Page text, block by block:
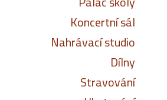
Koncertní sál
Nahrávací studio
Dílny
Stravování